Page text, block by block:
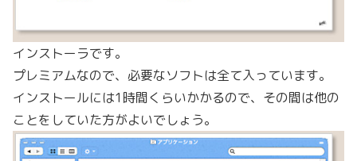
インストーラです。
プレミアムなので、必要なソフトは全て入っています。
インストールには1時間くらいかかるので、その間は他の
ことをしていた方がよいでしょう。